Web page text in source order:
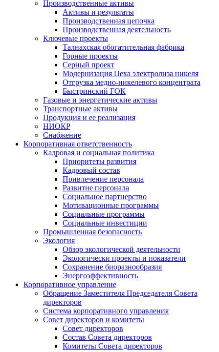
Производственные активы
Активы и результаты
Производственная цепочка
Производственная деятельность
Ключевые проекты
Талнахская обогатительная фабрика
Горные проекты
Серный проект
Модернизация Цеха электролиза никеля
Отгрузка медно-никелевого концентрата
Быстринский ГОК
Газовые и энергетические активы
Транспортные активы
Продукция и ее реализация
НИОКР
Снабжение
Корпоративная ответственность
Кадровая и социальная политика
Приоритеты развития
Кадровый состав
Привлечение персонала
Развитие персонала
Социальное партнерство
Мотивационные программы
Социальные программы
Социальные инвестиции
Промышленная безопасность
Экология
Обзор экологической деятельности
Экологически проекты и показатели
Сохранение биоразнообразия
Энергоэффективность
Корпоративное управление
Обращение Заместителя Председателя Совета
директоров
Система корпоративного управления
Совет директоров и комитеты
Совет директоров
Состав Совета директоров
Комитеты Совета директоров